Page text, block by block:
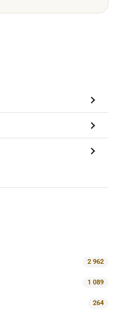
2 962
1 089
264